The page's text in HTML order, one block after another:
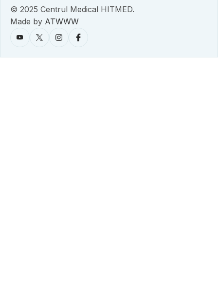
© 2025 Centrul Medical HITMED.
Made by ATWWW